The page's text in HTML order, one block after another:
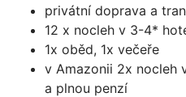
privátní doprava a
12 x nocleh v 3-4*
1x oběd, 1x večeře
v Amazonii 2x nocleh
a plnou penzí